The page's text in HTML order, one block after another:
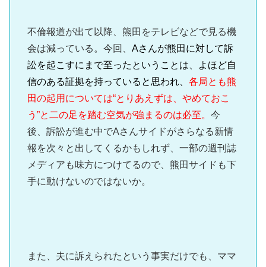
不倫報道が出て以降、熊田をテレビなどで見る機
会は減っている。今回、 Aさんが熊田に対して訴
訟を起こすにまで至ったということは、よほど自
信のある証拠を持っていると思われ、 各局とも熊
田の起用については“とりあえずは、やめておこ
う”と二の足を踏む空気が強まるのは必至。 今
後、訴訟が進む中でAさんサイドがさらなる新情
報を次々と出してくるかもしれず、一部の週刊誌
メディアも味方につけてるので、熊田サイドも下
手に動けないのではないか。
また、夫に訴えられたという事実だけでも、ママ